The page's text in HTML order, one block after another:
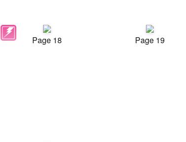
Page 18 Page 19